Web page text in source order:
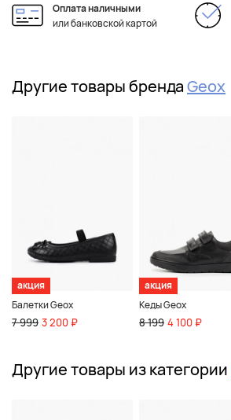
Оплата наличными
или банковской картой
Другие товары брендаGeox
акция
Балетки Geox
7 999 3 200 ₽
акция
Кеды Geox
8 199 4 100 ₽
Другие товары из категории